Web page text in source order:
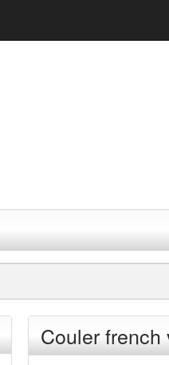
Couler french